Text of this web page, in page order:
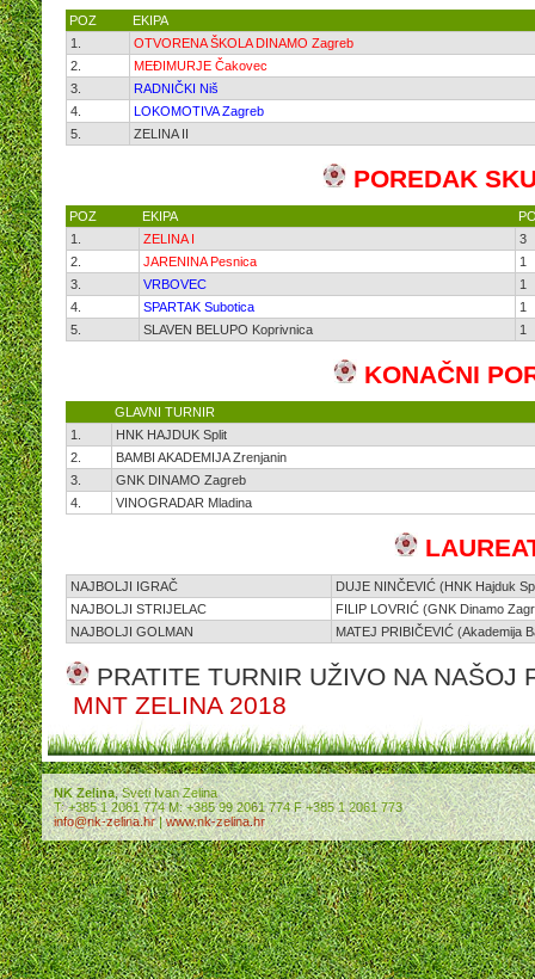
POZ
EKIPA
1.
OTVORENA ŠKOLA DINAMO Zagreb
2.
MEĐIMURJE Čakovec
3.
RADNIČKI Niš
4.
LOKOMOTIVA Zagreb
5.
ZELINA II
POREDAK
POZ EKIPA
1.
ZELINA I
3
2.
JARENINA Pesnica
1
3.
VRBOVEC
1
4.
SPARTAK Subotica
1
5.
SLAVEN BELUPO Koprivnica 1
KONAČNI
GLAVNI TURNIR
1.
HNK HAJDUK Split
2.
BAMBI AKADEMIJA Zrenjanin
3.
GNK DINAMO Zagreb
4.
VINOGRADAR Mladina
NAJBOLJI IGRAČ
DUJE NINČEVIĆ (HNK Hajduk
NAJBOLJI STRIJELAC
FILIP LOVRIĆ (GNK Dinamo
NAJBOLJI GOLMAN
MATEJ PRIBIČEVIĆ (Akademija
PRATITE TURNIR UŽIVO NA NAŠOJ
MNT ZELINA 2018
NK Zelina, Sveti Ivan Zelina
T: +385 1 2061 774 M: +385 99 2061 774 F +385 1 2061 773
info@nk-zelina.hr|www.nk-zelina.hr